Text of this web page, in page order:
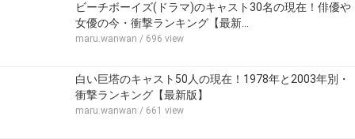
ビーチボーイズ(ドラマ)のキャスト30名の現在！俳優や
女優の今・衝撃ランキング【最新…
maru.wanwan / 696 view
白い巨塔のキャスト50人の現在！1978年と2003年別・
衝撃ランキング【最新版】
maru.wanwan / 661 view